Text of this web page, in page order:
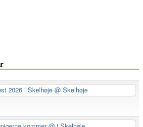
2026 i Skelhøje@ Skelhøje